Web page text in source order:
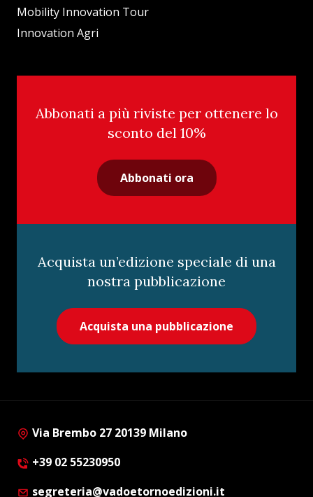
Mobility Innovation Tour
Innovation Agri
Abbonati a più riviste per ottenere lo
sconto del 10%
Abbonati ora
Acquista un’edizione speciale di una
nostra pubblicazione
Acquista una pubblicazione
Via Brembo 27 20139 Milano
+39 02 55230950
segreteria@vadoetornoedizioni.it